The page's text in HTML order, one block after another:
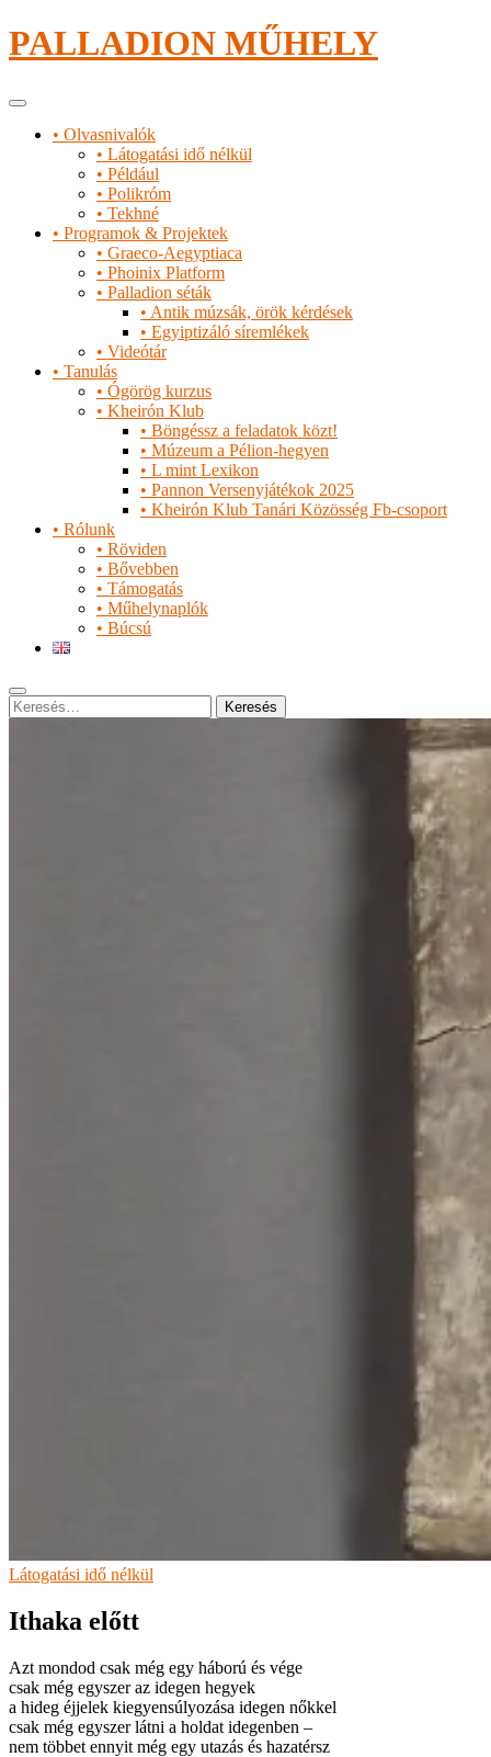
Tartalomhoz
PALLADION MŰHELY
Elsődleges
• Olvasnivalók
• Látogatási idő nélkül
• Például
• Polikróm
• Tekhné
• Programok & Projektek
• Graeco-Aegyptiaca
• Phoinix Platform
• Palladion séták
• Antik múzsák, örök kérdések
• Egyiptizáló síremlékek
• Videótár
• Tanulás
• Ógörög kurzus
• Kheirón Klub
• Böngéssz a feladatok közt!
• Múzeum a Pélion-hegyen
• L mint Lexikon
• Pannon Versenyjátékok 2025
• Kheirón Klub Tanári Közösség Fb-csoport
• Rólunk
• Röviden
• Bővebben
• Támogatás
• Műhelynaplók
• Búcsú
Keresés
Keresés:
Látogatási idő nélkül
Ithaka előtt
Azt mondod csak még egy háború és vége
csak még egyszer az idegen hegyek
a hideg éjjelek kiegyensúlyozása idegen nőkkel
csak még egyszer látni a holdat idegenben –
nem többet ennyit még egy utazás és hazatérsz